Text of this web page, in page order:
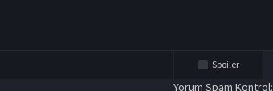
Spoiler
Yorum Spam Kontrol: